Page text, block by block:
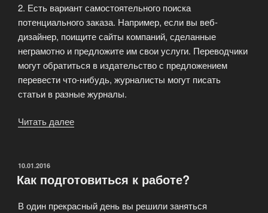
2. Есть вариант самостоятельного поиска
потенциального заказа. Например, если вы веб-
дизайнер, поищите сайты компаний, сделанные
неграмотно и предложите им свои услуги. Переводчики
могут обратиться в издательство с предложением
перевести что-нибудь, журналисты могут писать
статьи в разные журналы.
Читать далее
находить
ОПУБЛИКОВАНО
10.01.2016
Как подготовиться к работе?
В один прекрасный день вы решили заняться